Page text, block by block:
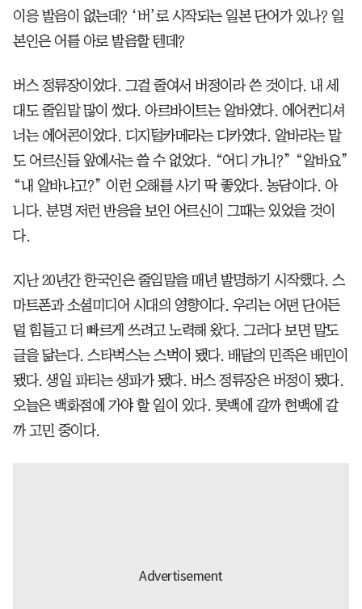
이응 발음이 없는데? ‘버’로 시작되는 일본 단어가 있나? 일
본인은 어를 아로 발음할 텐데?
버스 정류장이었다. 그걸 줄여서 버정이라 쓴 것이다. 내 세
대도 줄임말 많이 썼다. 아르바이트는 알바였다. 에어컨디셔
너는 에어콘이었다. 디지털카메라는 디카였다. 알바라는 말
도 어르신들 앞에서는 쓸 수 없었다. “어디 가니?” “알바요”
“내 알바냐고?” 이런 오해를 사기 딱 좋았다. 농담이다. 아
니다. 분명 저런 반응을 보인 어르신이 그때는 있었을 것이
다.
지난 20년간 한국인은 줄임말을 매년 발명하기 시작했다. 스
마트폰과 소셜미디어 시대의 영향이다. 우리는 어떤 단어든
덜 힘들고 더 빠르게 쓰려고 노력해 왔다. 그러다 보면 말도
글을 닮는다. 스타벅스는 스벅이 됐다. 배달의 민족은 배민이
됐다. 생일 파티는 생파가 됐다. 버스 정류장은 버정이 됐다.
오늘은 백화점에 가야 할 일이 있다. 롯백에 갈까 현백에 갈
까 고민 중이다.